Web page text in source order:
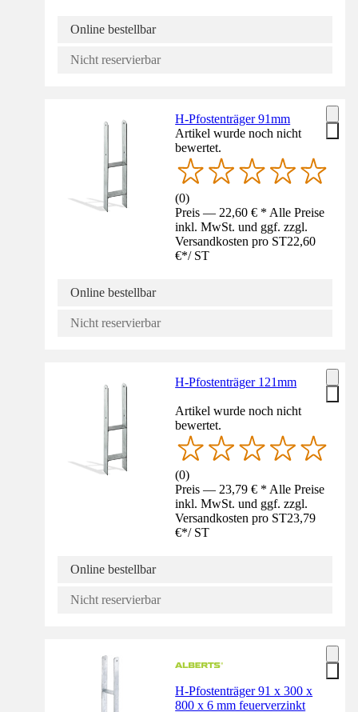
Online bestellbar
Nicht reservierbar
H-Pfostenträger 91mm
Artikel wurde noch nicht
bewertet.
(0)
Preis — 22,60 € * Alle Preise
inkl. MwSt. und ggf. zzgl.
Versandkosten pro ST22,60
€*/ ST
Online bestellbar
Nicht reservierbar
H-Pfostenträger 121mm
Artikel wurde noch nicht
bewertet.
(0)
Preis — 23,79 € * Alle Preise
inkl. MwSt. und ggf. zzgl.
Versandkosten pro ST23,79
€*/ ST
Online bestellbar
Nicht reservierbar
H-Pfostenträger 91 x 300 x
800 x 6 mm feuerverzinkt